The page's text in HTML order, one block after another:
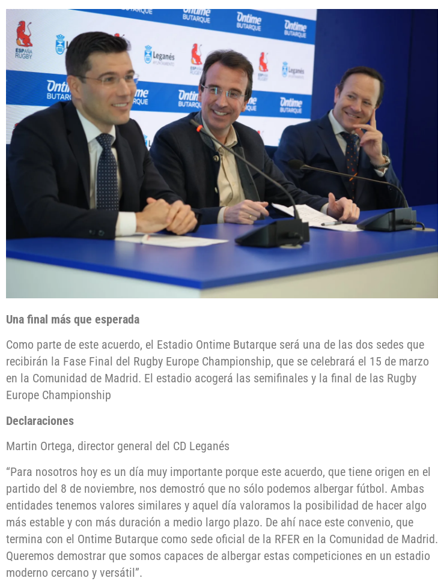
Una final más que esperada
Como parte de este acuerdo, el Estadio Ontime Butarque será una de las dos sedes que
recibirán la Fase Final del Rugby Europe Championship, que se celebrará el 15 de marzo
en la Comunidad de Madrid. El estadio acogerá las semifinales y la final de las Rugby
Europe Championship
Declaraciones
Martin Ortega, director general del CD Leganés
“Para nosotros hoy es un día muy importante porque este acuerdo, que tiene origen en el
partido del 8 de noviembre, nos demostró que no sólo podemos albergar fútbol. Ambas
entidades tenemos valores similares y aquel día valoramos la posibilidad de hacer algo
más estable y con más duración a medio largo plazo. De ahí nace este convenio, que
termina con el Ontime Butarque como sede oficial de la RFER en la Comunidad de Madrid.
Queremos demostrar que somos capaces de albergar estas competiciones en un estadio
moderno cercano y versátil”.